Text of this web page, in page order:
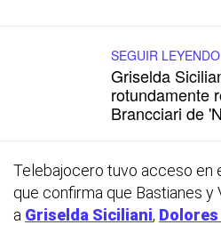
SEGUIR LEYENDO
Griselda
rotundamente
Brancciari de
Telebajocero tuvo acceso en
que confirma que Bastianes y
a Griselda Siciliani,